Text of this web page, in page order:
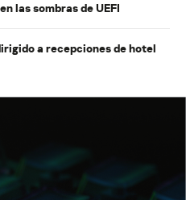
las sombras de UEFI
a recepciones de hotel